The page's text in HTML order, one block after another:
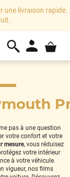
une livraison rapide.
pas à une question
votre confort et votre
mesure, vous réduisez
votre intérieur
à votre véhicule.
vigueur, nos films